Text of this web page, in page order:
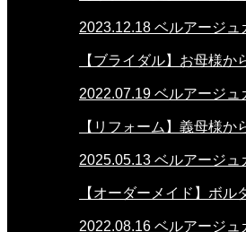
2023.12.18 ベルアージュ
【ブライダル】お母様
2022.07.19 ベルアージュ
【リフォーム】義母様
2025.05.13 ベルアージュ
【オーダーメイド】ボル
2022.08.16 ベルアージュ